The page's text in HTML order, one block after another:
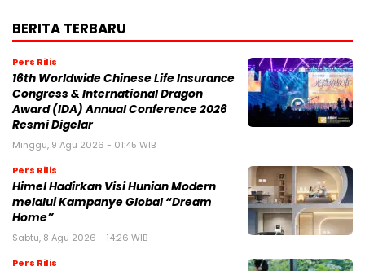
BERITA TERBARU
Pers Rilis
16th Worldwide Chinese Life Insurance
Congress & International Dragon
Award (IDA) Annual Conference 2026
Resmi Digelar
Minggu, 9 Agu 2026 - 01:45 WIB
Pers Rilis
Himel Hadirkan Visi Hunian Modern
melalui Kampanye Global “Dream
Home”
Sabtu, 8 Agu 2026 - 14:26 WIB
Pers Rilis